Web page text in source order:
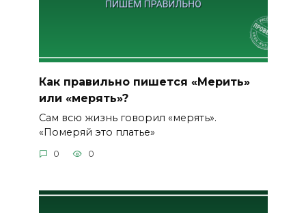
Как правильно пишется «Мерить»
или «мерять»?
Сам всю жизнь говорил «мерять».
«Померяй это платье»
0 0